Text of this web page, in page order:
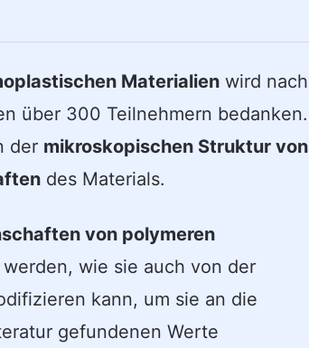
Materialien wird nach
über 300 Teilnehmern bedanken.
der mikroskopischen Struktur von
des Materials.
von polymeren
wie sie auch von der
kann, um sie an die
gefundenen Werte